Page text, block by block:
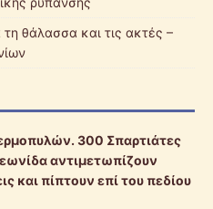
θάλασσα και τις ακτές –
300 Σπαρτιάτες
αντιμετωπίζουν
και πίπτουν επί του πεδίου